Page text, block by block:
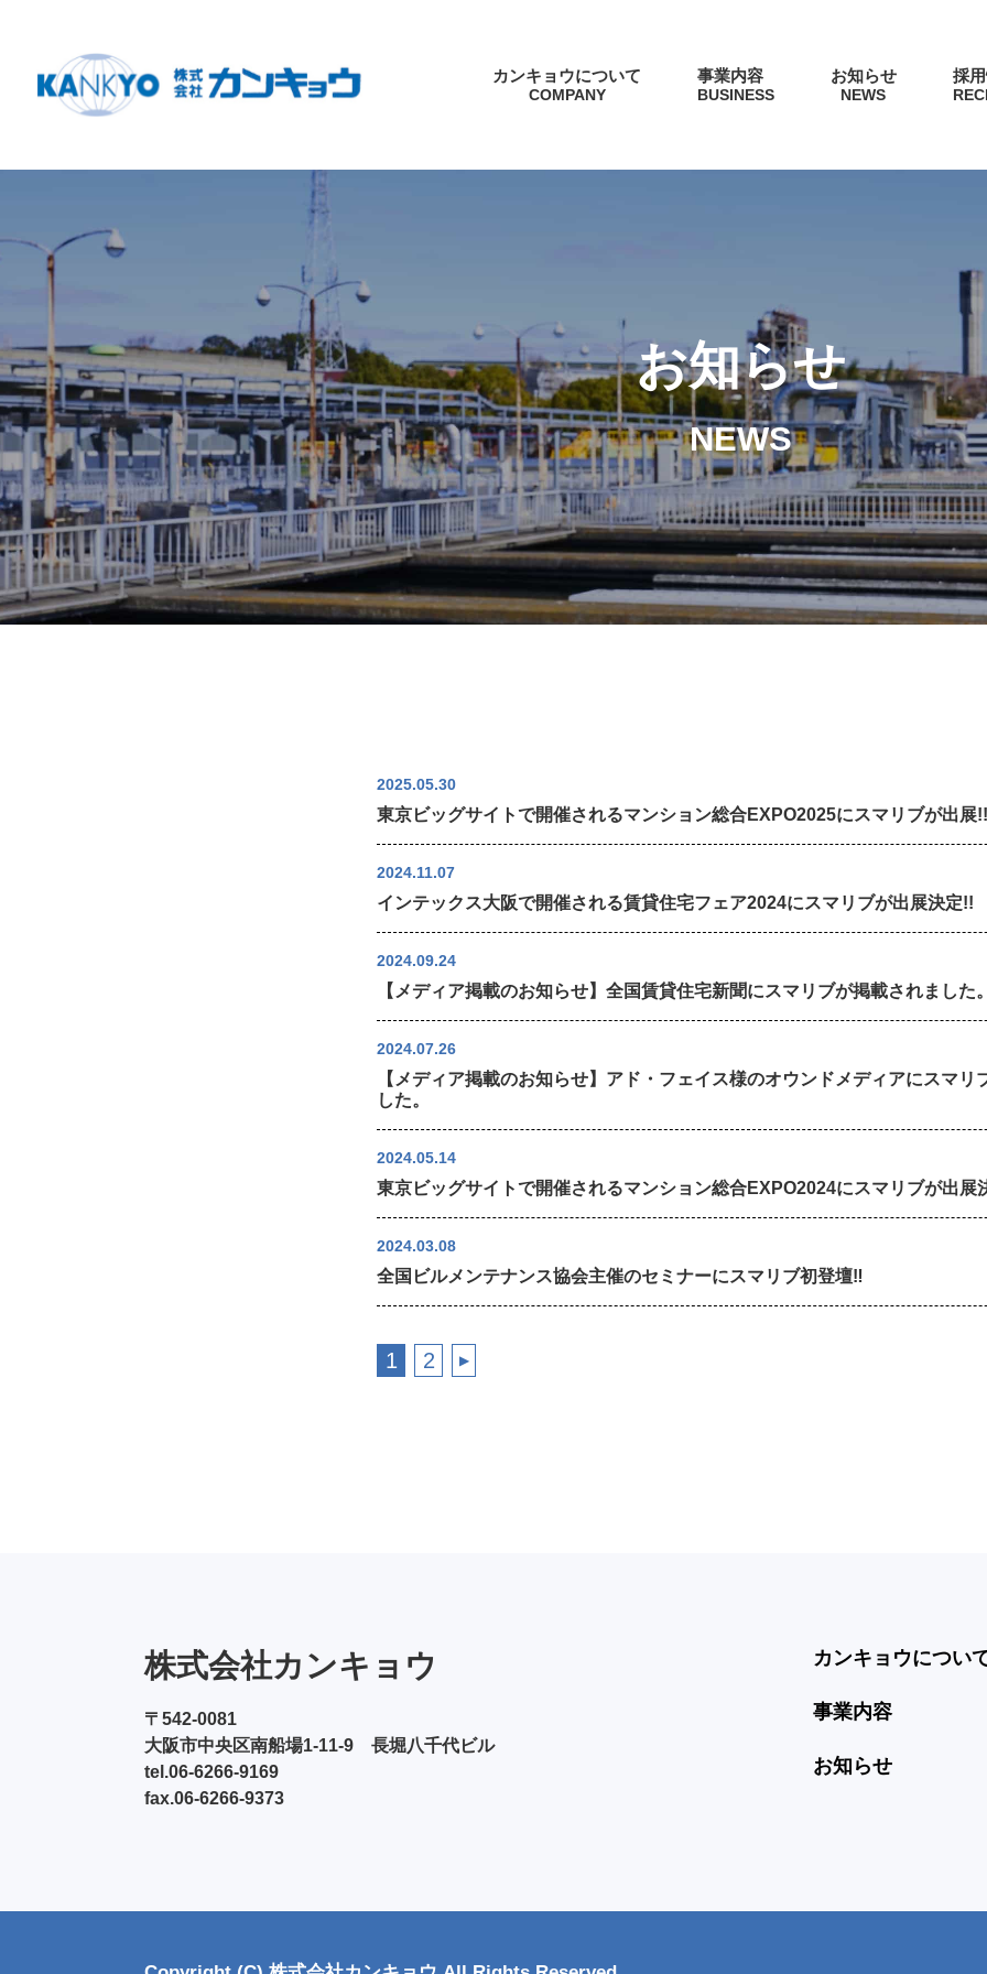
カンキョウについて
COMPANY
事業内容
BUSINESS
お知らせ
NEWS
採
お知らせ
NEWS
2025.05.30
東京ビッグサイトで開催されるマンション総合EXPO2025にスマリブが出展
2024.11.07
インテックス大阪で開催される賃貸住宅フェア2024にスマリブが出展決定!!
2024.09.24
【メディア掲載のお知らせ】全国賃貸住宅新聞にスマリブが掲載されました
2024.07.26
【メディア掲載のお知らせ】アド・フェイス様のオウンドメディアにスマリ
した。
2024.05.14
東京ビッグサイトで開催されるマンション総合EXPO2024にスマリブが出展
2024.03.08
全国ビルメンテナンス協会主催のセミナーにスマリブ初登壇‼
1 2 ▶︎
株式会社カンキョウ
〒542-0081
大阪市中央区南船場1-11-9 長堀八千代ビル
tel.06-6266-9169
fax.06-6266-9373
カンキョウについ
事業内容
お知らせ